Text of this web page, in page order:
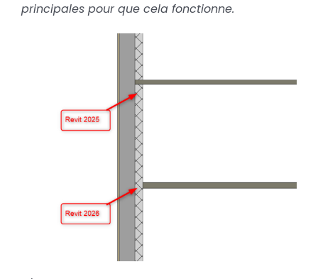
principales pour que cela fonctionne.